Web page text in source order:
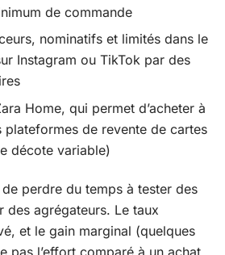
de commande
nominatifs et limités dans le
Instagram ou TikTok par des
Home, qui permet d’acheter à
de revente de cartes
décote variable)
perdre du temps à tester des
des agrégateurs. Le taux
et le gain marginal (quelques
pas l’effort comparé à un achat